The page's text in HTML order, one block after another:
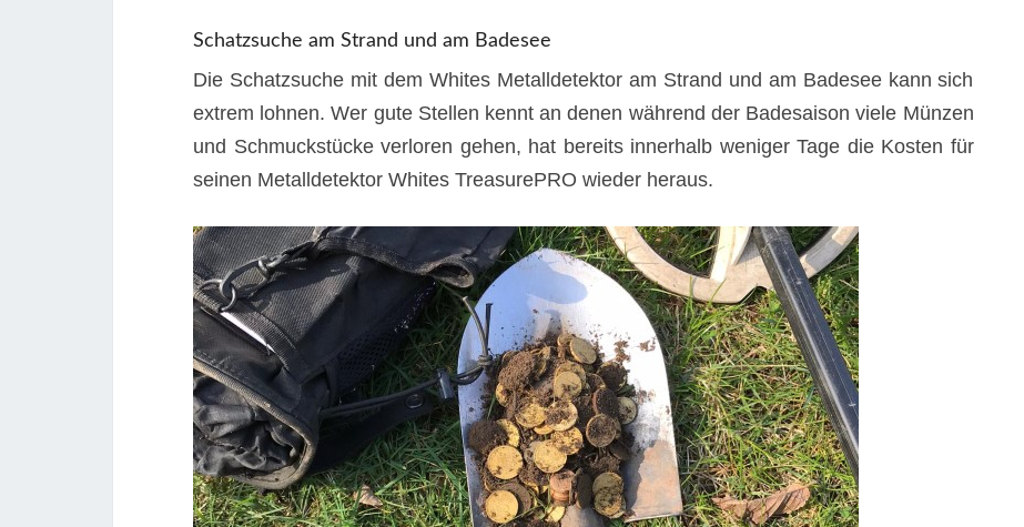
Schatzsuche am Strand und am Badesee
Die Schatzsuche mit dem Whites Metalldetektor am Strand und am Badesee kann sich
extrem lohnen. Wer gute Stellen kennt an denen während der Badesaison viele Münzen
und Schmuckstücke verloren gehen, hat bereits innerhalb weniger Tage die Kosten für
seinen Metalldetektor Whites TreasurePRO wieder heraus.